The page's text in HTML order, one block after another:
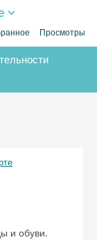
Просмотры
и обуви.